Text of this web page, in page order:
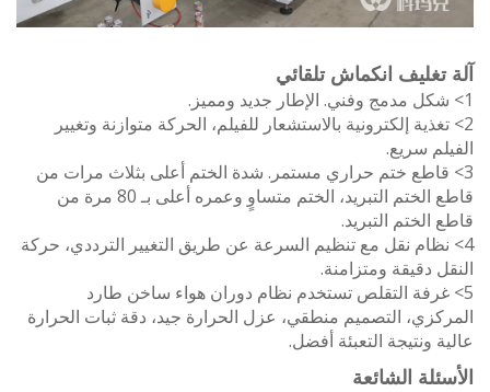
انكماش تلقائي
إلكترونية بالاستشعار للفيلم، الحركة متوازنة وتغيير
سريع.
ختم حراري مستمر. شدة الختم أعلى بثلاث مرات من
قاطع الختم التبريد، الختم متساوٍ وعمره أعلى بـ 80 مرة من
التبريد.
نقل مع تنظيم السرعة عن طريق التغيير الترددي، حركة
دقيقة ومتزامنة.
التقلص تستخدم نظام دوران هواء ساخن طارد
التصميم منطقي، عزل الحرارة جيد، دقة ثبات الحرارة
ونتيجة التعبئة أفضل.
الشائعة